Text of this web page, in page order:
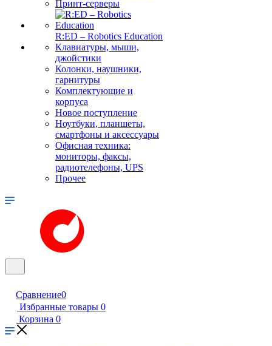
Принт-серверы
R:ED – Robotics Education
Клавиатуры, мыши,
джойстики
Колонки, наушники,
гарнитуры
Комплектующие и
корпуса
Новое поступление
Ноутбуки, планшеты,
смартфоны и аксессуары
Офисная техника:
мониторы, факсы,
радиотелефоны, UPS
Прочее
Сравнение0
Избранные товары 0
Корзина 0